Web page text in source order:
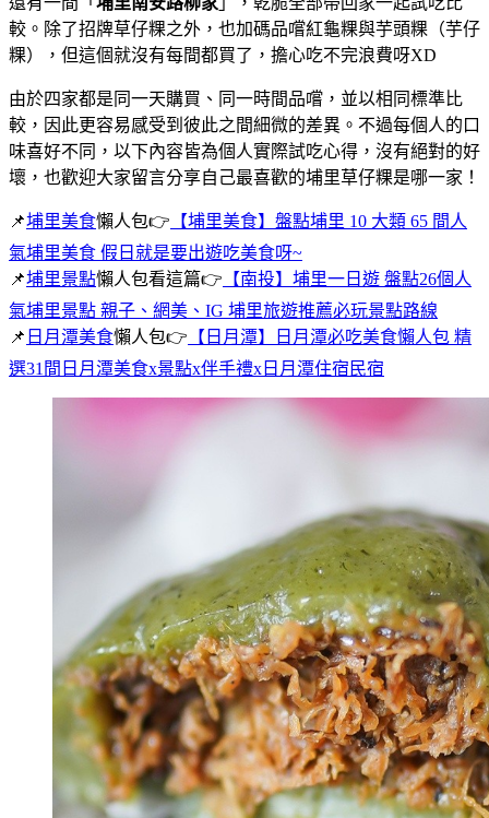
較。除了招牌草仔粿之外，也加碼品嚐紅龜粿與芋頭粿（芋仔
粿），但這個就沒有每間都買了，擔心吃不完浪費呀XD
由於四家都是同一天購買、同一時間品嚐，並以相同標準比
較，因此更容易感受到彼此之間細微的差異。不過每個人的口
味喜好不同，以下內容皆為個人實際試吃心得，沒有絕對的好
壞，也歡迎大家留言分享自己最喜歡的埔里草仔粿是哪一家！
📌埔里美食懶人包👉 【埔里美食】盤點埔里 10 大類 65 間人
氣埔里美食 假日就是要出遊吃美食呀~
📌埔里景點懶人包看這篇👉 【南投】埔里一日遊 盤點26個人
氣埔里景點 親子、網美、IG 埔里旅遊推薦必玩景點路線
📌 日月潭美食懶人包👉 【日月潭】日月潭必吃美食懶人包 精
選31間日月潭美食x景點x伴手禮x日月潭住宿民宿